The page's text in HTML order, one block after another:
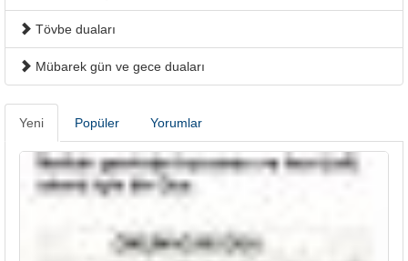
Tövbe duaları
Mübarek gün ve gece duaları
Yeni Popüler Yorumlar